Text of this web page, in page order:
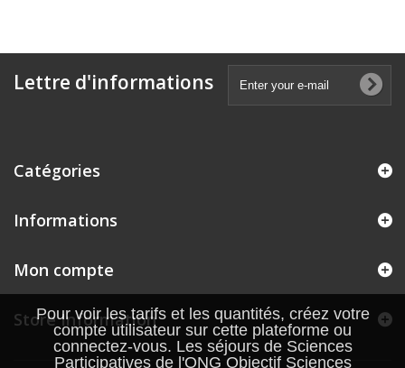
Pour voir les tarifs et les quantités, créez votre
compte utilisateur sur cette plateforme ou
connectez-vous. Les séjours de Sciences
Participatives de l'ONG Objectif Sciences
Lettre d'informations
Catégories
Informations
Mon compte
Store Information